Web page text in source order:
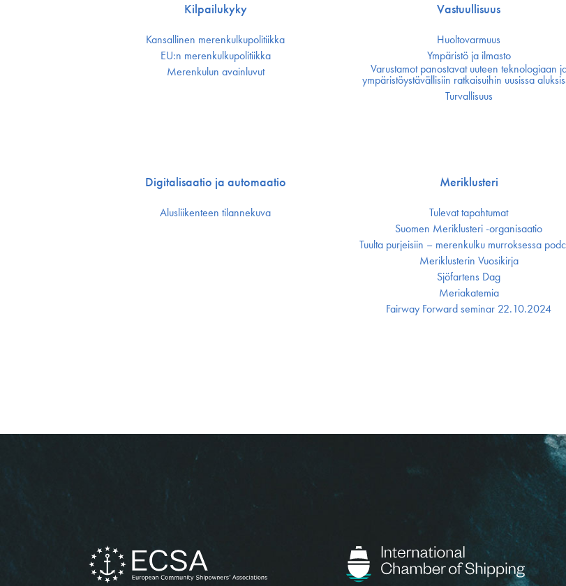
Kilpailukyky
Kansallinen merenkulku­politiikka
EU:n merenkulku­politiikka
Merenkulun avainluvut
Vastuullisuus
Huoltovarmuus
Ympäristö ja ilmasto
Varustamot panostavat uuteen teknologiaan
ympäristöystävällisiin ratkaisuihin uusissa
Turvallisuus
Digitalisaatio ja automaatio
Alusliikenteen tilannekuva
Meriklusteri
Tulevat tapahtumat
Suomen Meriklusteri -organisaatio
Tuulta purjeisiin – merenkulku murroksessa
Meriklusterin Vuosikirja
Sjöfartens Dag
Meriakatemia
Fairway Forward seminar 22.10.2024